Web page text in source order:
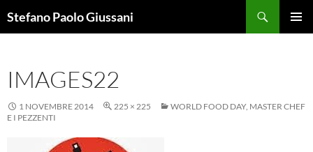
alStefano Paolo Giussani
IMAGES22
1 NOVEMBRE 2014 225 × 225
WORLD FOOD DAY, MASTER CHEF
E I PEZZENTI